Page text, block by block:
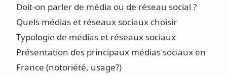
Doit-on parler de média ou de réseau social ?
Quels médias et réseaux sociaux choisir
Typologie de médias et réseaux sociaux
Présentation des principaux médias sociaux en
France (notoriété, usage?)